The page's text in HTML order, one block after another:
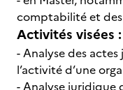
comptabilité et des
Activités visées :
- Analyse des
l’activité d’une
- Analyse juridique